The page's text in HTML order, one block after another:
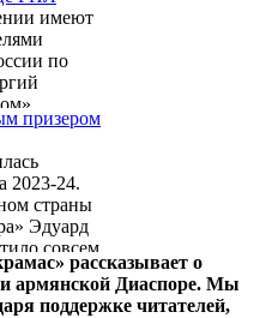
добился
главных
имеют
по
без
таблице
рпл и
выгодных
призером
2023-24.
страны
Эдуард
совсем
медалей.
клубов
рассказывает о
армянской Диаспоре. Мы
поддержке читателей,